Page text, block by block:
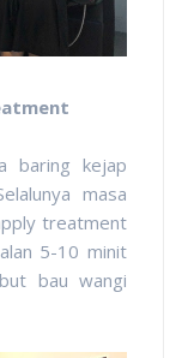
baring kejap
masa
treatment
5-10 minit
bau wangi